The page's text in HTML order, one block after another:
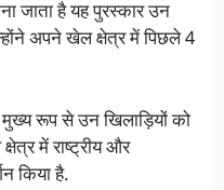
जाता है यह पुरस्कार उन
अपने खेल क्षेत्र में पिछले 4
रूप से उन खिलाड़ियों को
में राष्ट्रीय और
किया है.